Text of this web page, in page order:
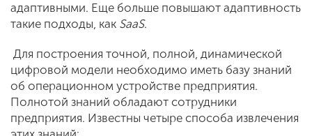
адаптивными. Еще больше повышают адаптивность
такие подходы, как SaaS.
Для построения точной, полной, динамической
цифровой модели необходимо иметь базу знаний
об операционном устройстве предприятия.
Полнотой знаний обладают сотрудники
предприятия. Известны четыре способа извлечения